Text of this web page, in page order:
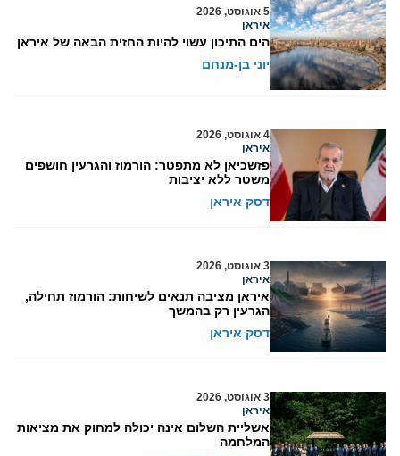
5 אוגוסט, 2026
איראן
הים התיכון עשוי להיות החזית הבאה של איראן
יוני בן-מנחם
4 אוגוסט, 2026
איראן
פזשכיאן לא מתפטר: הורמוז והגרעין חושפים
משטר ללא יציבות
דסק איראן
3 אוגוסט, 2026
איראן
איראן מציבה תנאים לשיחות: הורמוז תחילה,
הגרעין רק בהמשך
דסק איראן
3 אוגוסט, 2026
איראן
אשליית השלום אינה יכולה למחוק את מציאות
המלחמה